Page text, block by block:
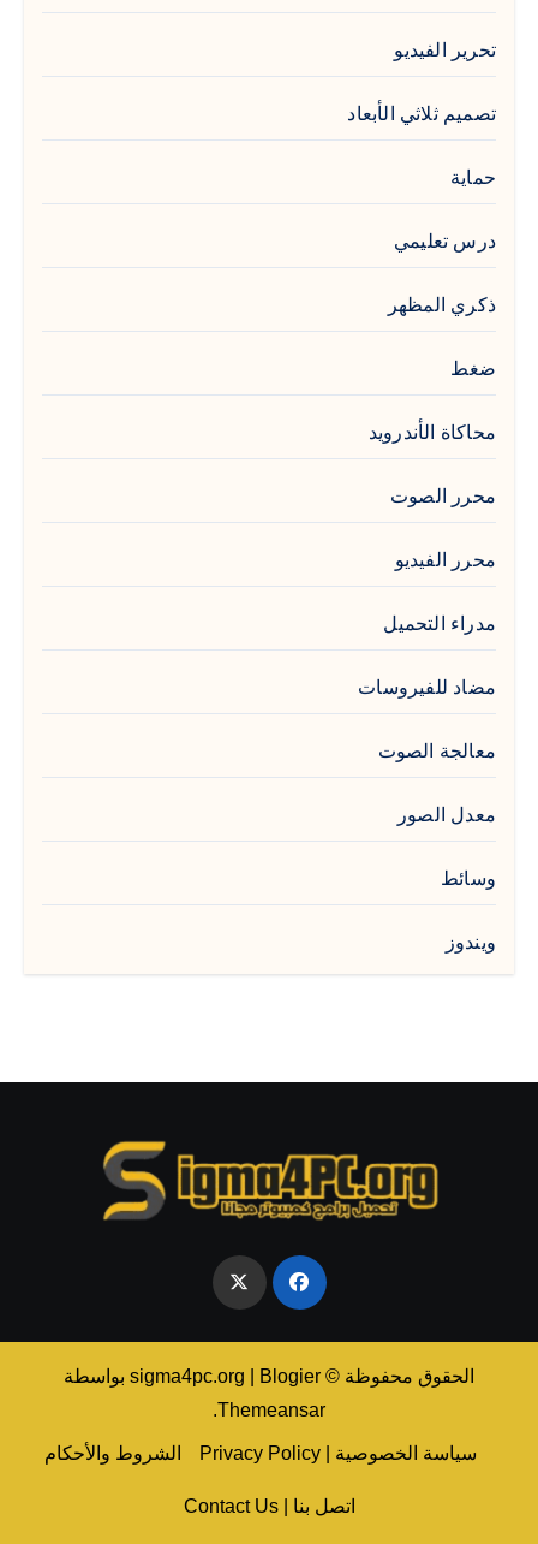
تحرير الفيديو
تصميم ثلاثي الأبعاد
حماية
درس تعليمي
ذكري المظهر
ضغط
محاكاة الأندرويد
محرر الصوت
محرر الفيديو
مدراء التحميل
مضاد للفيروسات
معالجة الصوت
معدل الصور
وسائط
ويندوز
الحقوق محفوظة © sigma4pc.org Blogier
بواسطة
Themeansar
.
سياسة الخصوصية | Privacy Policy الشروط والأحكام
اتصل بنا | Contact Us